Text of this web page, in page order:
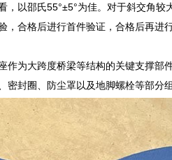
，以邵氏55°±5°为佳。对于斜交角
，合格后进行首件验证，合格后再进
作为大跨度桥梁等结构的关键支撑部
密封圈、防尘罩以及地脚螺栓等部分